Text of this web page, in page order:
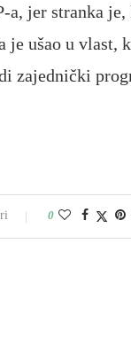
jer stranka
je ušao u
zajednički
0